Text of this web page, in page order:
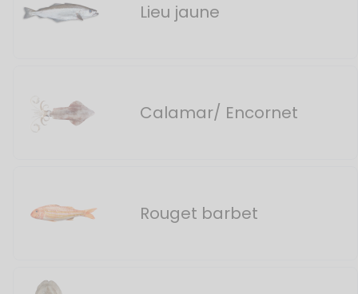
Lieu jaune
Calamar/ Encornet
Rouget barbet